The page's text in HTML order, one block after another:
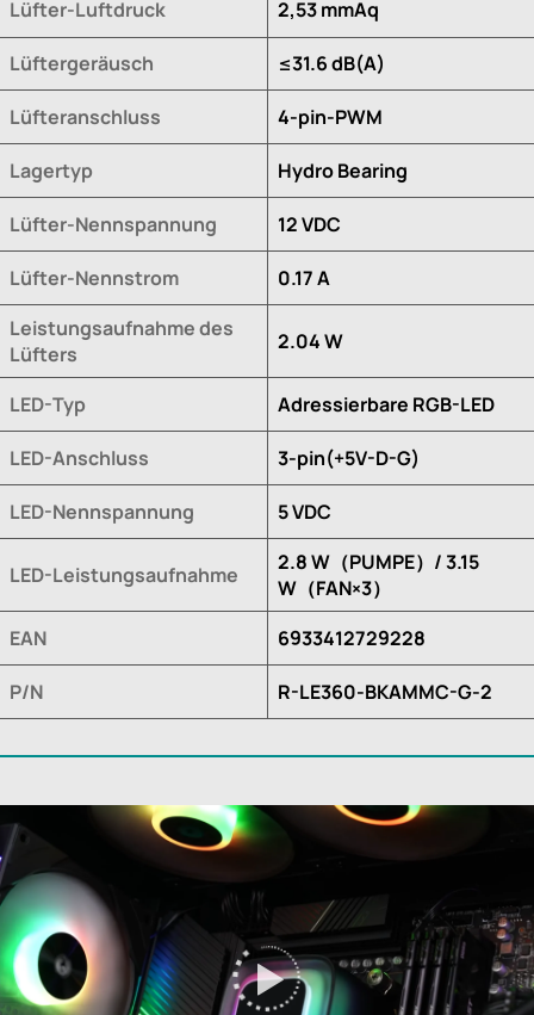
Lüfter-Luftdruck 2,53 mmAq
Lüftergeräusch ≤31.6 dB(A)
Lüfteranschluss 4-pin-PWM
Lagertyp Hydro Bearing
Lüfter-Nennspannung 12 VDC
Lüfter-Nennstrom
0.17 A
Leistungsaufnahme des
Lüfters
2.04 W
LED-Typ Adressierbare RGB-LED
LED-Anschluss 3-pin(+5V-D-G)
LED-Nennspannung 5 VDC
LED-Leistungsaufnahme
2.8 W（PUMPE）/ 3.15
W（FAN×3）
EAN
6933412729228
P/N R-LE360-BKAMMC-G-2